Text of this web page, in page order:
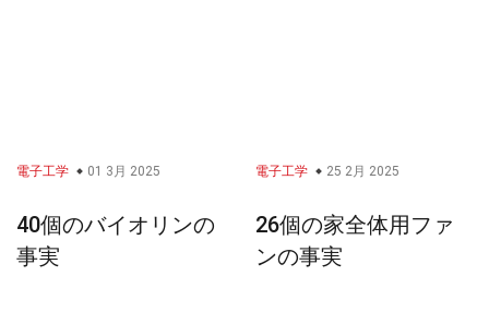
電子工学 01 3月 2025
40個のバイオリンの
事実
電子工学 25 2月 2025
26個の家全体用ファ
ンの事実